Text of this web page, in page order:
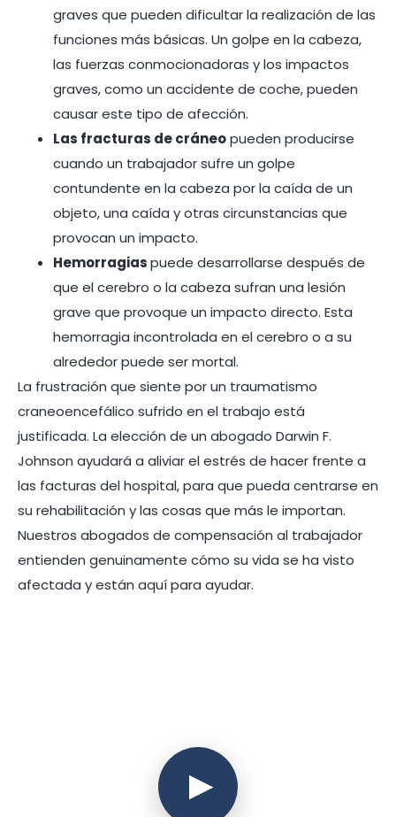
graves que pueden dificultar la realización de las
funciones más básicas. Un golpe en la cabeza,
las fuerzas conmocionadoras y los impactos
graves, como un accidente de coche, pueden
causar este tipo de afección.
Las fracturas de cráneopueden producirse
cuando un trabajador sufre un golpe
contundente en la cabeza por la caída de un
objeto, una caída y otras circunstancias que
provocan un impacto.
Hemorragiaspuede desarrollarse después de
que el cerebro o la cabeza sufran una lesión
grave que provoque un impacto directo. Esta
hemorragia incontrolada en el cerebro o a su
alrededor puede ser mortal.
La frustración que siente por un traumatismo
craneoencefálico sufrido en el trabajo está
justificada. La elección de un abogado Darwin F.
Johnson ayudará a aliviar el estrés de hacer frente a
las facturas del hospital, para que pueda centrarse en
su rehabilitación y las cosas que más le importan.
Nuestros abogados de compensación al trabajador
entienden genuinamente cómo su vida se ha visto
afectada y están aquí para ayudar.